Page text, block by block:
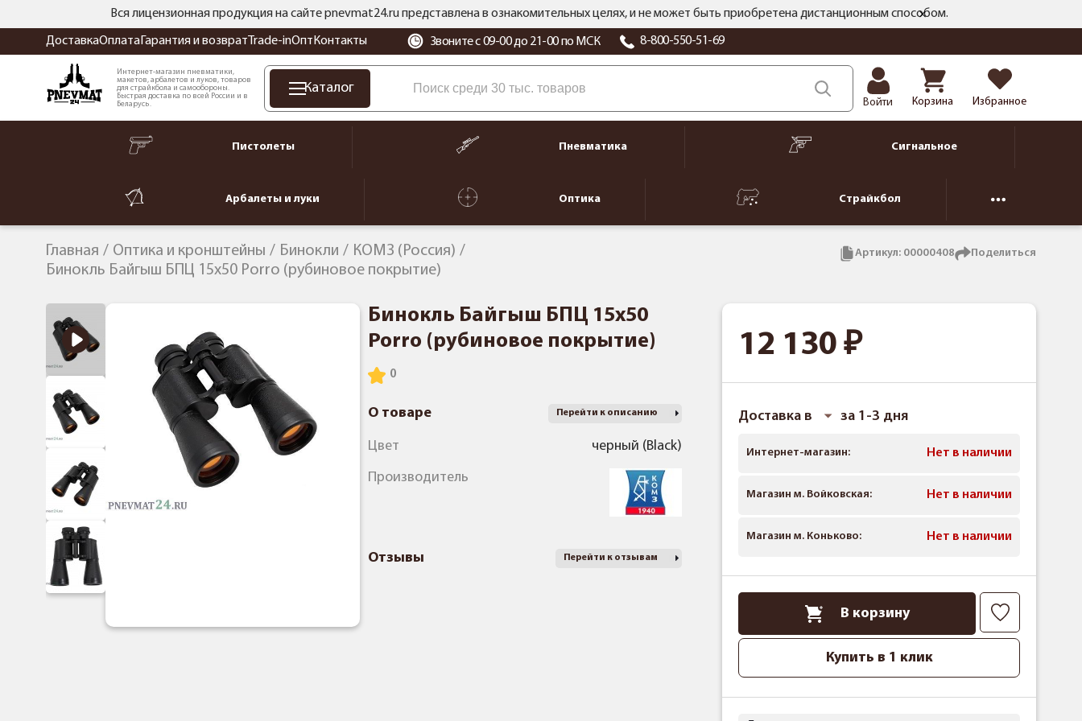
Вся лицензионная продукция на сайте pnevmat24.ru представлена в ознакомительных целях, и не может быть приобретена дистанционным способом.
ДоставкаОплата Гарантия и возврат Trade-inОпт Контакты Звоните с 09-00 до 21-00 по МСК 8-800-550-51-69
Интернет-магазин пневматики,
макетов, арбалетов и луков, товаров
для страйкбола и самообороны.
Быстрая доставка по всей России и в
Беларусь.
Каталог
Войти Корзина Избранное
Пистолеты Пневматика Сигнальное
Арбалеты и луки Оптика Страйкбол
Главная Оптика и кронштейны Бинокли
КОМЗ (Россия)
Бинокль Байгыш БПЦ 15x50 Porro (рубиновое покрытие)
Артикул: 00000408 Поделиться
Бинокль Байгыш БПЦ 15x50
Porro (рубиновое покрытие)
О товаре Перейти к описанию
Цвет черный (Black)
Производитель
Отзывы Перейти к отзывам
12 130
Доставка в за 1-3 дня
Интернет-магазин: Нет в наличии
Магазин м. Войковская: Нет в наличии
Магазин м. Коньково: Нет в наличии
В корзину
Купить в 1 клик